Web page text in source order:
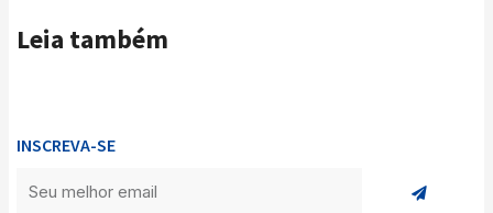
Leia também
INSCREVA-SE